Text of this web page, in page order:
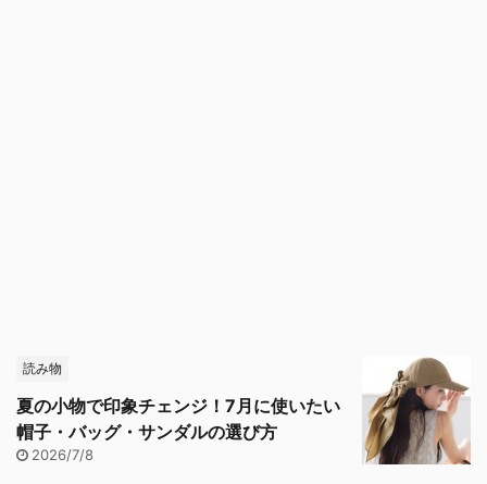
読み物
夏の小物で印象チェンジ！7月に使いたい
帽子・バッグ・サンダルの選び方
2026/7/8